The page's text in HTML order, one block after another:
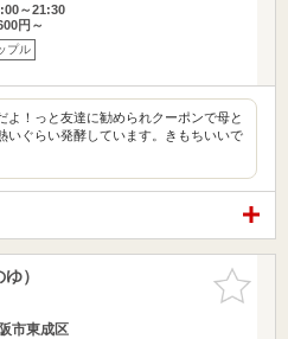
～21:30
円～
プル
よ！っと友達に勧められクーポンで母と
ぐらい発酵しています。きもちいいで
お気に入
りに追加
）
市東成区